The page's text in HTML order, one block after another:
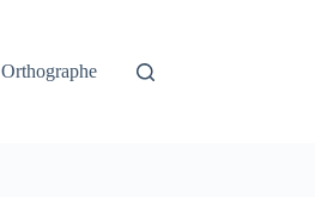
Orthographe